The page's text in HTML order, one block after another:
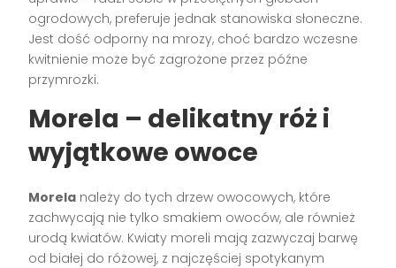
ogrodowych, preferuje jednak stanowiska słoneczne.
Jest dość odporny na mrozy, choć bardzo wczesne
kwitnienie może być zagrożone przez późne
przymrozki.
Morela – delikatny róż i
wyjątkowe owoce
Morela należy do tych drzew owocowych, które
zachwycają nie tylko smakiem owoców, ale również
urodą kwiatów. Kwiaty moreli mają zazwyczaj barwę
od białej do różowej, z najczęściej spotykanym